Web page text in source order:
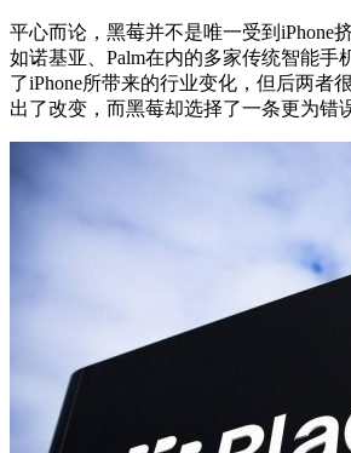
平心而论，黑莓并不是唯一受到iPhone
如诺基亚、Palm在内的多家传统智能手
了iPhone所带来的行业变化，但后两者
出了改变，而黑莓却选择了一条更为错